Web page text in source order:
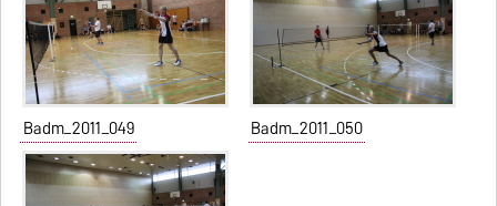
Badm_2011_049 Badm_2011_050